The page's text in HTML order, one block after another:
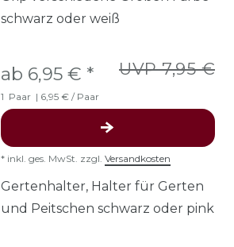
schwarz oder weiß
UVP 7,95 €
ab 6,95 € *
1 Paar | 6,95 € / Paar
* inkl. ges. MwSt. zzgl. Versandkosten
Gertenhalter, Halter für Gerten
und Peitschen schwarz oder pink